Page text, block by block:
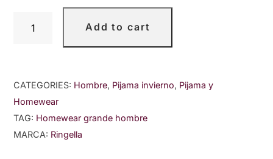
largo
Add to cart
CATEGORIES: Hombre, Pijama invierno, Pijama y
Homewear
TAG: Homewear grande hombre
MARCA: Ringella